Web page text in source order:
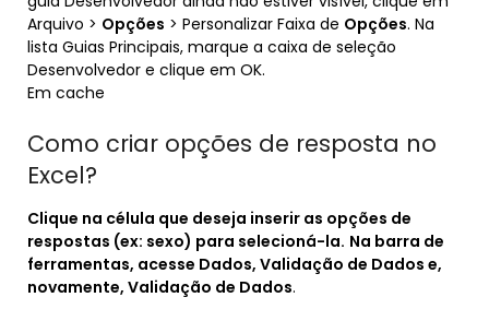
Arquivo > Opções > Personalizar Faixa de Opções. Na
lista Guias Principais, marque a caixa de seleção
Desenvolvedor e clique em OK.
Em cache
Como criar opções de resposta no
Excel?
Clique na célula que deseja inserir as opções de
respostas (ex: sexo) para selecioná-la. Na barra de
ferramentas, acesse Dados, Validação de Dados e,
novamente, Validação de Dados.